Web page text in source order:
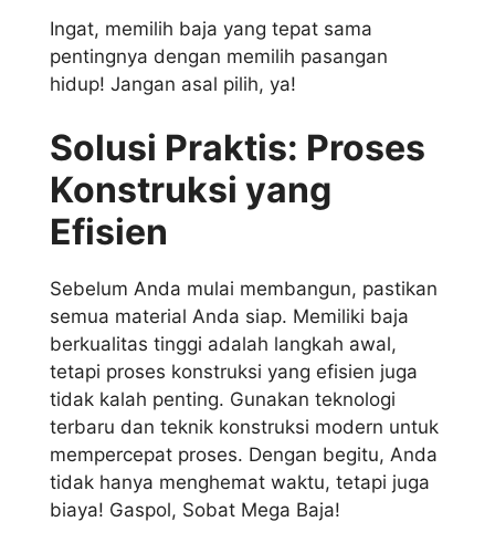
Ingat, memilih baja yang tepat sama
pentingnya dengan memilih pasangan
hidup! Jangan asal pilih, ya!
Solusi Praktis: Proses
Konstruksi yang
Efisien
Sebelum Anda mulai membangun, pastikan
semua material Anda siap. Memiliki baja
berkualitas tinggi adalah langkah awal,
tetapi proses konstruksi yang efisien juga
tidak kalah penting. Gunakan teknologi
terbaru dan teknik konstruksi modern untuk
mempercepat proses. Dengan begitu, Anda
tidak hanya menghemat waktu, tetapi juga
biaya! Gaspol, Sobat Mega Baja!